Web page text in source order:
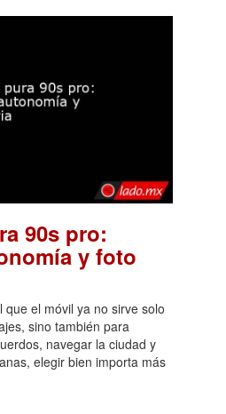
90s pro:
y foto
que el móvil ya no sirve solo
sino también para
navegar la ciudad y
elegir bien importa más